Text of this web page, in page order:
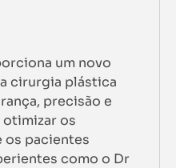
um novo
cirurgia plástica
precisão e
otimizar os
os pacientes
como o Dr